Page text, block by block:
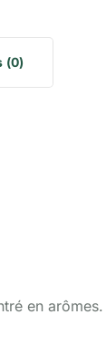
(0)
en arômes.